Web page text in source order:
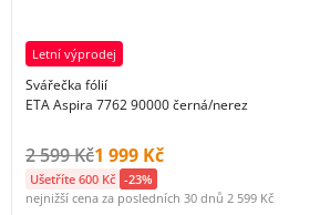
Letní výprodej
Svářečka fólií
ETA Aspira 7762 90000 černá/nerez
Původní cena s DPH:
2 599 KčCena s DPH:
1 999 Kč
Ušetříte 600 Kč -23%
nejnižší cena za posledních 30 dnů 2 599 Kč